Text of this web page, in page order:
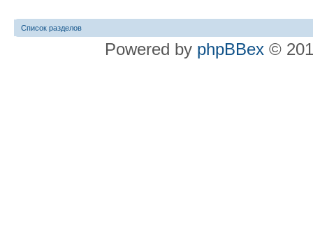
Список разделов
Powered by phpBBex ©